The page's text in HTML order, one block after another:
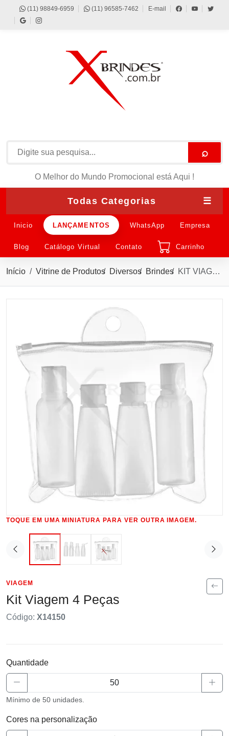
(11) 98849-6959 (11) 96585-7462 E-mail
⌕
O Melhor do Mundo Promocional está Aqui !
Todas Categorias ☰
Inicio LANÇAMENTOS WhatsApp Empresa
Blog Catálogo Virtual Contato Carrinho
Início Vitrine de Produtos Diversos Brindes KIT VIAGEM 4 PEÇAS
TOQUE EM UMA MINIATURA PARA VER OUTRA IMAGEM.
VIAGEM
Kit Viagem 4 Peças
Código: X14150
Quantidade
Mínimo de 50 unidades.
Cores na personalização